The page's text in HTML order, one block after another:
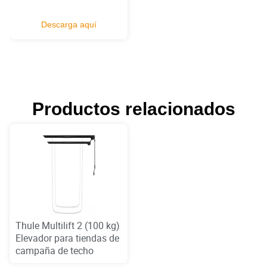
Descarga aquí
Productos relacionados
Thule Multilift 2 (100 kg)
Elevador para tiendas de
campaña de techo